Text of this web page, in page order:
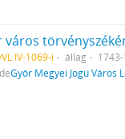
IV-1069-i állag
Győr Megyei Jogú Város